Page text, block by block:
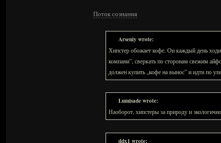
Поток сознания
Arseniy wrote:
Хипстер обожает кофе. Он каждый день
компани”, сверкать по сторонам свежим
должен купить „кофе на вынос” и идти по
Lumisade wrote:
Наоборот, хипстеры за природу и
ddx1 wrote: